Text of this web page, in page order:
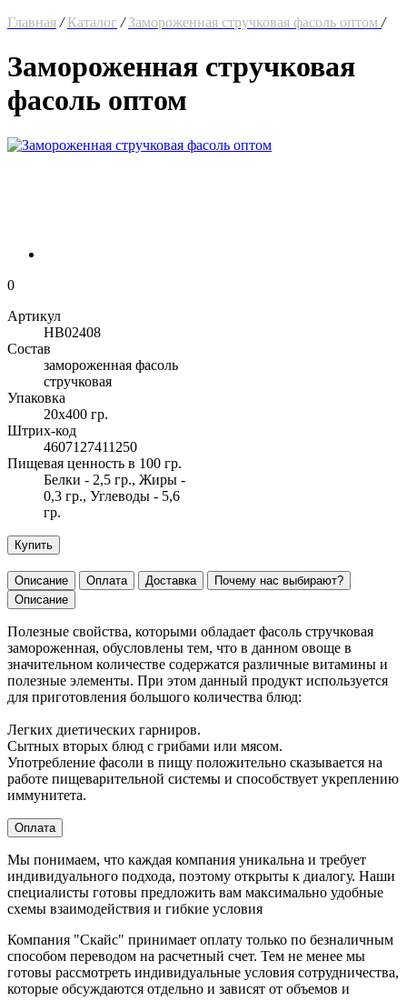
Главная / Каталог / Замороженная стручковая фасоль оптом /
Замороженная стручковая
фасоль оптом
0
Артикул
НВ02408
Состав
замороженная фасоль
стручковая
Упаковка
20х400 гр.
Штрих-код
4607127411250
Пищевая ценность в 100 гр.
Белки - 2,5 гр., Жиры -
0,3 гр., Углеводы - 5,6
гр.
Купить
Описание Оплата Доставка
Почему нас выбирают?
Описание
Полезные свойства, которыми обладает фасоль стручковая
замороженная, обусловлены тем, что в данном овоще в
значительном количестве содержатся различные витамины и
полезные элементы. При этом данный продукт используется
для приготовления большого количества блюд:
Легких диетических гарниров.
Сытных вторых блюд с грибами или мясом.
Употребление фасоли в пищу положительно сказывается на
работе пищеварительной системы и способствует укреплению
иммунитета.
Оплата
Мы понимаем, что каждая компания уникальна и требует
индивидуального подхода, поэтому открыты к диалогу. Наши
специалисты готовы предложить вам максимально удобные
схемы взаимодействия и гибкие условия
Компания "Скайс" принимает оплату только по безналичным
способом переводом на расчетный счет. Тем не менее мы
готовы рассмотреть индивидуальные условия сотрудничества,
которые обсуждаются отдельно и зависят от объемов и